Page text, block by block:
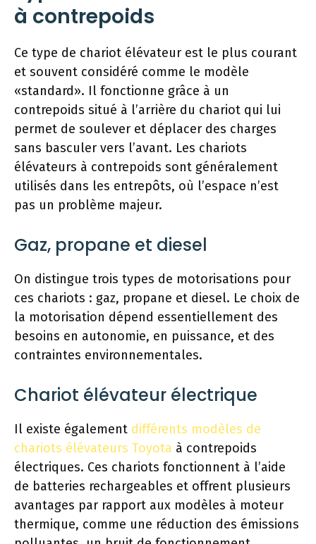
à contrepoids
Ce type de chariot élévateur est le plus courant
et souvent considéré comme le modèle
«standard». Il fonctionne grâce à un
contrepoids situé à l’arrière du chariot qui lui
permet de soulever et déplacer des charges
sans basculer vers l’avant. Les chariots
élévateurs à contrepoids sont généralement
utilisés dans les entrepôts, où l’espace n’est
pas un problème majeur.
Gaz, propane et diesel
On distingue trois types de motorisations pour
ces chariots : gaz, propane et diesel. Le choix de
la motorisation dépend essentiellement des
besoins en autonomie, en puissance, et des
contraintes environnementales.
Chariot élévateur électrique
Il existe également différents modèles de
chariots élévateurs Toyota à contrepoids
électriques. Ces chariots fonctionnent à l’aide
de batteries rechargeables et offrent plusieurs
avantages par rapport aux modèles à moteur
thermique, comme une réduction des émissions